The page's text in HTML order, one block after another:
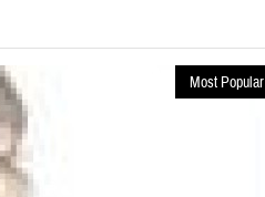
Most Popular